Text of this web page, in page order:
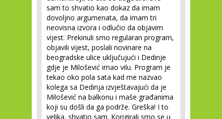
sam to shvatio kao dokaz da imam
dovoljno argumenata, da imam tri
neovisna izvora i odlučio da objavim
vijest. Prekinuli smo regularan program,
objavili vijest, poslali novinare na
beogradske ulice uključujući i Dedinje
gdje je Milošević imao vilu. Program je
tekao oko pola sata kad me nazvao
kolega sa Dedinja izvještavajući da je
Milošević na balkonu i maše građanima
koji su došli da ga podrže. Greška! I to
velika, shvatio sam. Korigirali smo se u